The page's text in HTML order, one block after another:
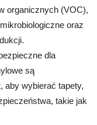
organicznych (VOC),
oraz
dla
są
aby wybierać tapety,
takie jak